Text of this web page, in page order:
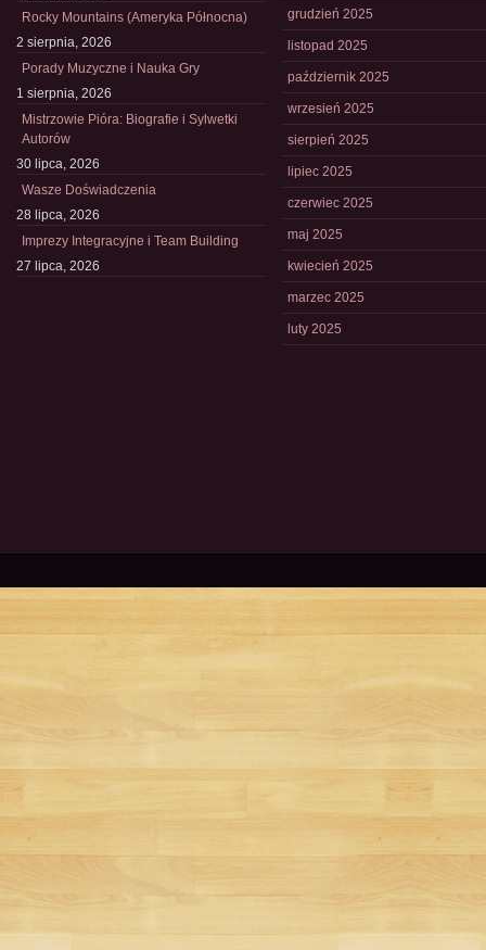
Rocky Mountains (Ameryka Północna)
2 sierpnia, 2026
Porady Muzyczne i Nauka Gry
1 sierpnia, 2026
Mistrzowie Pióra: Biografie i Sylwetki
Autorów
30 lipca, 2026
Wasze Doświadczenia
28 lipca, 2026
Imprezy Integracyjne i Team Building
27 lipca, 2026
grudzień 2025
listopad 2025
październik 2025
wrzesień 2025
sierpień 2025
lipiec 2025
czerwiec 2025
maj 2025
kwiecień 2025
marzec 2025
luty 2025